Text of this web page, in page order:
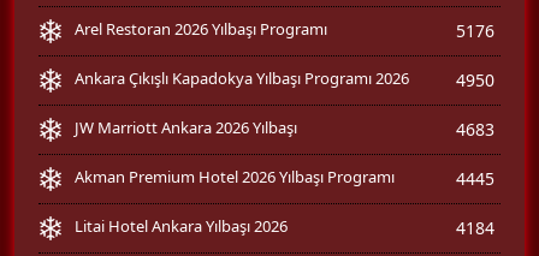
Arel Restoran 2026 Yılbaşı Programı 5176
Ankara Çıkışlı Kapadokya Yılbaşı Programı 2026 4950
JW Marriott Ankara 2026 Yılbaşı 4683
Akman Premium Hotel 2026 Yılbaşı Programı 4445
Litai Hotel Ankara Yılbaşı 2026 4184